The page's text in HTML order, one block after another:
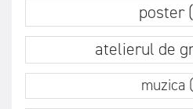
poster
atelierul de
muzica